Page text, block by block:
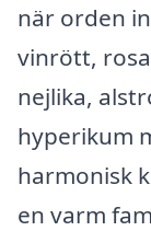
när orden
vinrött,
nejlika,
hyperikum
harmonisk
en varm